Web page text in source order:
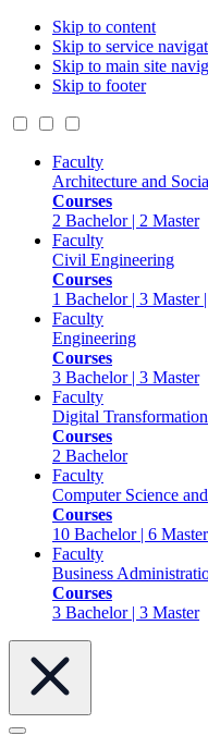
Skip to content
Skip to service
Skip to main site
Skip to footer
Faculty
Architecture and
Courses
2 Bachelor | 2 Master
Faculty
Civil Engineering
Courses
1 Bachelor | 3 Master
Faculty
Engineering
Courses
3 Bachelor | 3 Master
Faculty
Digital Transformation
Courses
2 Bachelor
Faculty
Computer Science
Courses
10 Bachelor | 6 Master
Faculty
Business
Courses
3 Bachelor | 3 Master